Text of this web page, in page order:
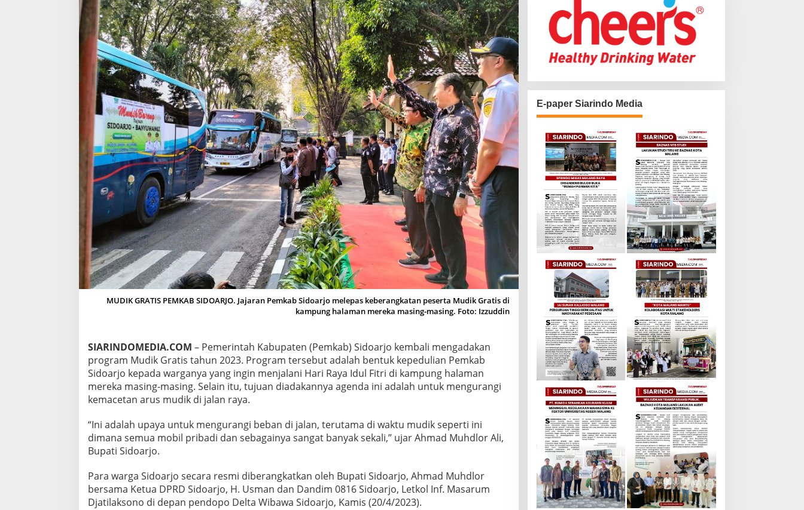
C
E
T
A
N
A
R
U
S
M
U
D
I
K
,
P
E
M
K
A
B
S
I
D
O
A
O
B
A
L
A
D
K
A
O
G
R
MUDIK GRATIS PEMKAB SIDOARJO. Jajaran Pemkab Sidoarjo melepas keberangkatan peserta Mudik Gratis di
kampung halaman mereka masing-masing. Foto: Izzuddin
SIARINDOMEDIA.COM – Pemerintah Kabupaten (Pemkab) Sidoarjo kembali mengadakan
program Mudik Gratis tahun 2023. Program tersebut adalah bentuk kepedulian Pemkab
Sidoarjo kepada warganya yang ingin menjalani Hari Raya Idul Fitri di kampung halaman
mereka masing-masing. Selain itu, tujuan diadakannya agenda ini adalah untuk mengurangi
kemacetan arus mudik di jalan raya.
“Ini adalah upaya untuk mengurangi beban di jalan, terutama di waktu mudik seperti ini
dimana semua mobil pribadi dan sebagainya sangat banyak sekali,” ujar Ahmad Muhdlor Ali,
Bupati Sidoarjo.
Para warga Sidoarjo secara resmi diberangkatkan oleh Bupati Sidoarjo, Ahmad Muhdlor
bersama Ketua DPRD Sidoarjo, H. Usman dan Dandim 0816 Sidoarjo, Letkol Inf. Masarum
Djatilaksono di depan pendopo Delta Wibawa Sidoarjo, Kamis (20/4/2023).
E-paper Siarindo Media